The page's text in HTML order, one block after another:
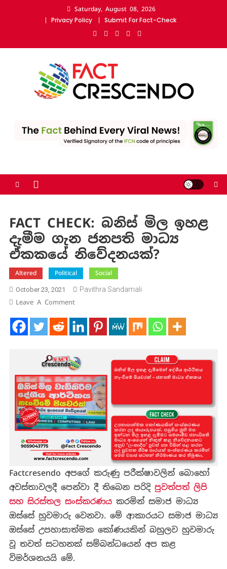
Saturday, August 08, 2026
Privacy Policy Submit For Fact-Check
| The leading fact-
FACT CHECK: බනිස් මිල ඉහළ
දැමීම ගැන ජනපති මාධ්‍ය
ඒකකයේ නිවේදනයක්?
Altered Political Social
October 23, 2021 Pavithra Sandamali
Leave A CommentOn
CHECK:
බනිස්
ඉහළ
දැමීම
ගැන
ජනපති
මාධ්‍ය
ඒකකයේ
නිවේදනයක්?
Factcresendo අපගේ කරුණු පරීක්ෂාවලින් බොහෝ
අවස්තාවලදී පෙන්වා දී තිබෙන පරිදි පුවත්පත් ලිපි
සහ සිරස්තල සංස්කරණයකරමින් සමාජ මාධ්‍ය
ඔස්සේ හුවමාරු වෙනවා. මේ ආකාරයට සමාජ මාධ්‍ය
ඔස්සේ උපහාසාත්මක කෝණයකින් බහුලව හුවමාරු
වූ තවත් සටහනක් සම්බන්ධයෙන් අප කළ
විමර්ශනයයි මේ.